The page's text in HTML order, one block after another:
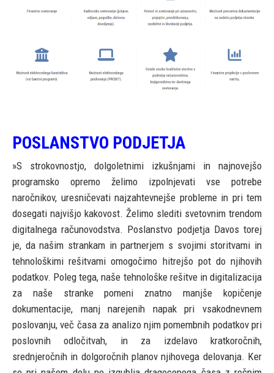
POSLANSTVO PODJETJA
»S strokovnostjo, dolgoletnimi izkušnjami in najnovejšo
programsko opremo želimo izpolnjevati vse potrebe
naročnikov, uresničevati najzahtevnejše probleme in pri tem
dosegati najvišjo kakovost. Želimo slediti svetovnim trendom
digitalnega računovodstva. Poslanstvo podjetja Davos torej
je, da našim strankam in partnerjem s svojimi storitvami in
tehnološkimi rešitvami omogočimo hitrejšo pot do njihovih
podatkov. Poleg tega, naše tehnološke rešitve in digitalizacija
za naše stranke pomeni znatno manjše kopičenje
dokumentacije, manj narejenih napak pri vsakodnevnem
poslovanju, več časa za analizo njim pomembnih podatkov pri
poslovnih odločitvah, in za izdelavo kratkoročnih,
srednjeročnih in dolgoročnih planov njihovega delovanja. Ker